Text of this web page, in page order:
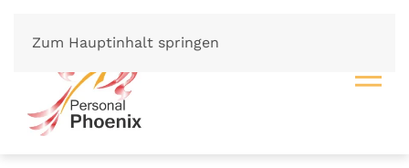
Zum Hauptinhalt springen